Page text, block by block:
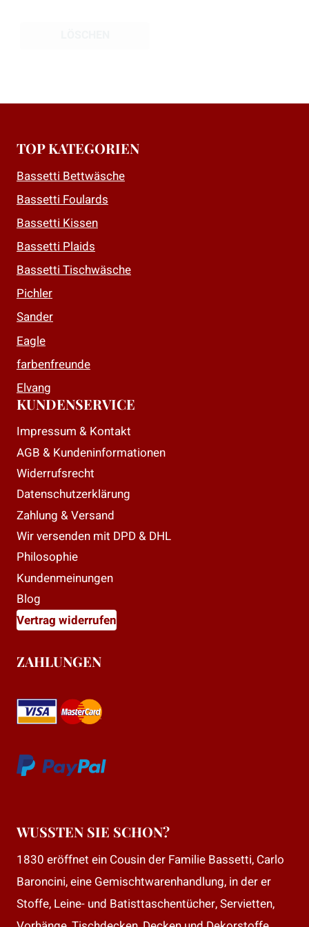
TOP KATEGORIEN
Bassetti Bettwäsche
Bassetti Foulards
Bassetti Kissen
Bassetti Plaids
Bassetti Tischwäsche
Pichler
Sander
Eagle
farbenfreunde
Elvang
KUNDENSERVICE
Impressum & Kontakt
AGB & Kundeninformationen
Widerrufsrecht
Datenschutzerklärung
Zahlung & Versand
Wir versenden mit DPD & DHL
Philosophie
Kundenmeinungen
Blog
Vertrag widerrufen
ZAHLUNGEN
WUSSTEN SIE SCHON?
1830 eröffnet ein Cousin der Familie Bassetti, Carlo
Baroncini, eine Gemischtwarenhandlung, in der er
Stoffe, Leine- und Batisttaschentücher, Servietten,